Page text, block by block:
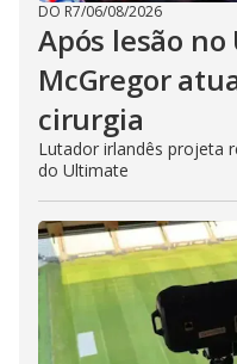
DO R7/06/08/2026
Após lesão no
McGregor
cirurgia
Lutador irlandês projeta
do Ultimate